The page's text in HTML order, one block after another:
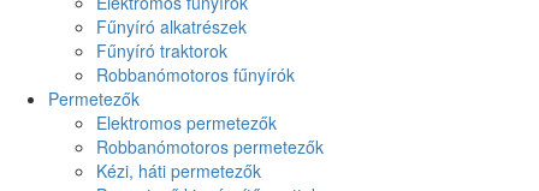
Fűnyíró alkatrészek
Fűnyíró traktorok
Robbanómotoros fűnyírók
Permetezők
Elektromos permetezők
Robbanómotoros permetezők
Kézi, háti permetezők